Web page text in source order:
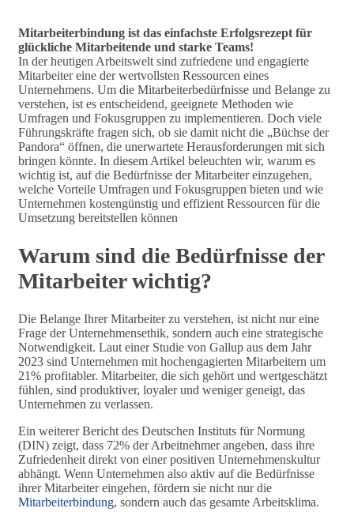
Mitarbeiterbindung ist das einfachste Erfolgsrezept für
glückliche Mitarbeitende und starke Teams!
In der heutigen Arbeitswelt sind zufriedene und engagierte
Mitarbeiter eine der wertvollsten Ressourcen eines
Unternehmens. Um die Mitarbeiterbedürfnisse und Belange zu
verstehen, ist es entscheidend, geeignete Methoden wie
Umfragen und Fokusgruppen zu implementieren. Doch viele
Führungskräfte fragen sich, ob sie damit nicht die „Büchse der
Pandora“ öffnen, die unerwartete Herausforderungen mit sich
bringen könnte. In diesem Artikel beleuchten wir, warum es
wichtig ist, auf die Bedürfnisse der Mitarbeiter einzugehen,
welche Vorteile Umfragen und Fokusgruppen bieten und wie
Unternehmen kostengünstig und effizient Ressourcen für die
Umsetzung bereitstellen können
Warum sind die Bedürfnisse der
Mitarbeiter wichtig?
Die Belange Ihrer Mitarbeiter zu verstehen, ist nicht nur eine
Frage der Unternehmensethik, sondern auch eine strategische
Notwendigkeit. Laut einer Studie von Gallup aus dem Jahr
2023 sind Unternehmen mit hochengagierten Mitarbeitern um
21% profitabler. Mitarbeiter, die sich gehört und wertgeschätzt
fühlen, sind produktiver, loyaler und weniger geneigt, das
Unternehmen zu verlassen.
Ein weiterer Bericht des Deutschen Instituts für Normung
(DIN) zeigt, dass 72% der Arbeitnehmer angeben, dass ihre
Zufriedenheit direkt von einer positiven Unternehmenskultur
abhängt. Wenn Unternehmen also aktiv auf die Bedürfnisse
ihrer Mitarbeiter eingehen, fördern sie nicht nur die
Mitarbeiterbindung, sondern auch das gesamte Arbeitsklima.